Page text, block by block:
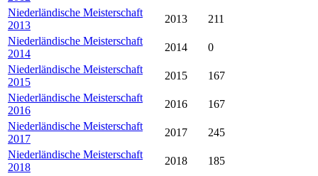
Niederländische Meisterschaft
2013
2013
211
Niederländische Meisterschaft
2014
2014
0
Niederländische Meisterschaft
2015
2015
167
Niederländische Meisterschaft
2016
2016
167
Niederländische Meisterschaft
2017
2017
245
Niederländische Meisterschaft
2018
2018
185